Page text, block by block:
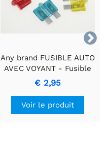

Any brand FUSIBLE AUTO
AVEC VOYANT - Fusible
bleu 15A
€ 2,95
Voir le produit